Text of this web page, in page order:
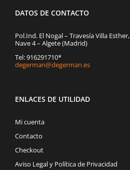
DATOS DE CONTACTO
Pol.Ind. El Nogal – Travesía Villa Esther,
Nave 4 – Algete (Madrid)
Tel: 916291710*
degerman@degerman.es
ENLACES DE UTILIDAD
Mi cuenta
Contacto
Checkout
Aviso Legal y Política de Privacidad